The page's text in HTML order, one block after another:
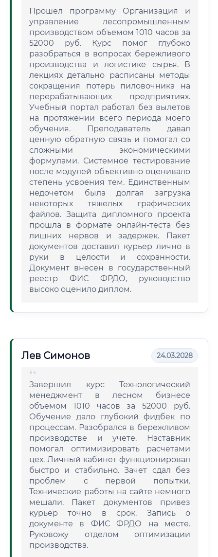
Прошел программу Организация и
управление лесопромышленным
производством объемом 1010 часов за
52000 руб. Курс помог глубоко
разобраться в вопросах бережливого
производства и логистике сырья. В
лекциях детально расписаны методы
сокращения потерь пиловочника на
перерабатывающих предприятиях.
Учебный портал работал без вылетов
на протяжении всего периода моего
обучения. Преподаватель давал
ценную обратную связь и помогал со
сложными экономическими
формулами. Системное тестирование
после модулей объективно оценивало
степень усвоения тем. Единственным
недочетом была долгая загрузка
некоторых тяжелых графических
файлов. Защита дипломного проекта
прошла в формате онлайн-теста без
лишних нервов и задержек. Пакет
документов доставил курьер лично в
руки в целости и сохранности.
Документ внесен в государственный
реестр ФИС ФРДО, руководство
высоко оценило диплом.
Лев Симонов 24.03.2028
Завершил курс Технологический
менеджмент в лесном бизнесе
объемом 1010 часов за 52000 руб.
Обучение дало глубокий фидбек по
процессам. Разобрался в бережливом
производстве и учете. Наставник
помогал оптимизировать расчетами
цех. Личный кабинет функционировал
быстро и стабильно. Зачет сдал без
проблем с первой попытки.
Технические работы на сайте немного
мешали. Пакет документов привез
курьер точно в срок. Запись о
документе в ФИС ФРДО на месте.
Руковожу отделом оптимизации
производства.